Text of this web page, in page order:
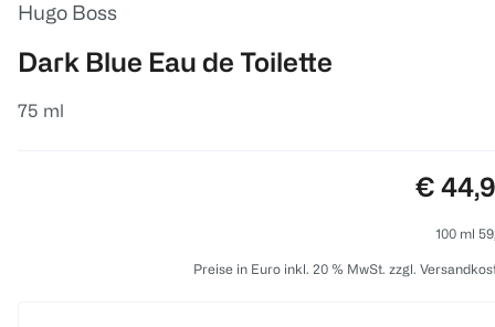
Hugo Boss
Dark Blue Eau de Toilette
75 ml
Preis:
€
100 ml
Preise in Euro inkl. 20 % MwSt. zzgl.